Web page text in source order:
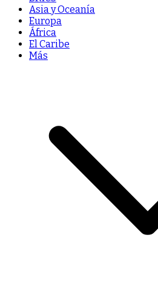
Asia y Oceanía
Europa
África
El Caribe
Más